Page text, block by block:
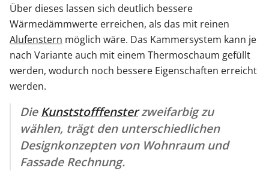
Über dieses lassen sich deutlich bessere
Wärmedämmwerte erreichen, als das mit reinen
Alufenstern möglich wäre. Das Kammersystem kann je
nach Variante auch mit einem Thermoschaum gefüllt
werden, wodurch noch bessere Eigenschaften erreicht
werden.
Die Kunststofffensterzweifarbig zu
wählen, trägt den unterschiedlichen
Designkonzepten von Wohnraum und
Fassade Rechnung.